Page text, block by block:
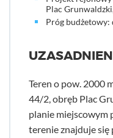
Plac
Próg budżetowy:
Teren o pow. 2000
44/2, obręb Plac
planie miejscowym
terenie znajduje